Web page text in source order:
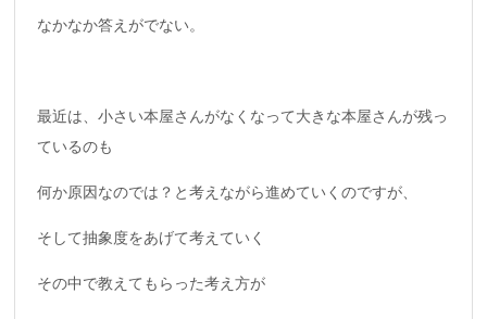
なかなか答えがでない。
最近は、小さい本屋さんがなくなって大きな本屋さんが残っ
ているのも
何か原因なのでは？と考えながら進めていくのですが、
そして抽象度をあげて考えていく
その中で教えてもらった考え方が